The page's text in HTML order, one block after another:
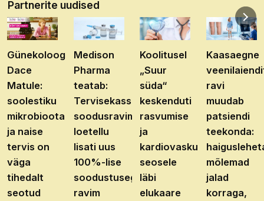
Partnerite uudised
Günekoloog
Dace
Matule:
soolestiku
mikrobioota
ja naise
tervis on
väga
tihedalt
seotud
Medison
Pharma
teatab:
Tervisekassa
soodusravimite
loetellu
lisati uus
100%-lise
soodustusega
ravim
Koolitusel
„Suur
süda“
keskenduti
rasvumise
ja
kardiovaskulaarhaiguste
seosele
läbi
elukaare
Kaasaegne
ravi
muudab
patsiendi
teekonda:
mõlemad
jalad
korraga,